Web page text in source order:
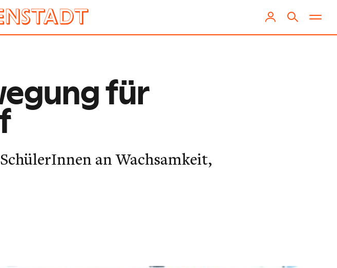
für
an Wachsamkeit,